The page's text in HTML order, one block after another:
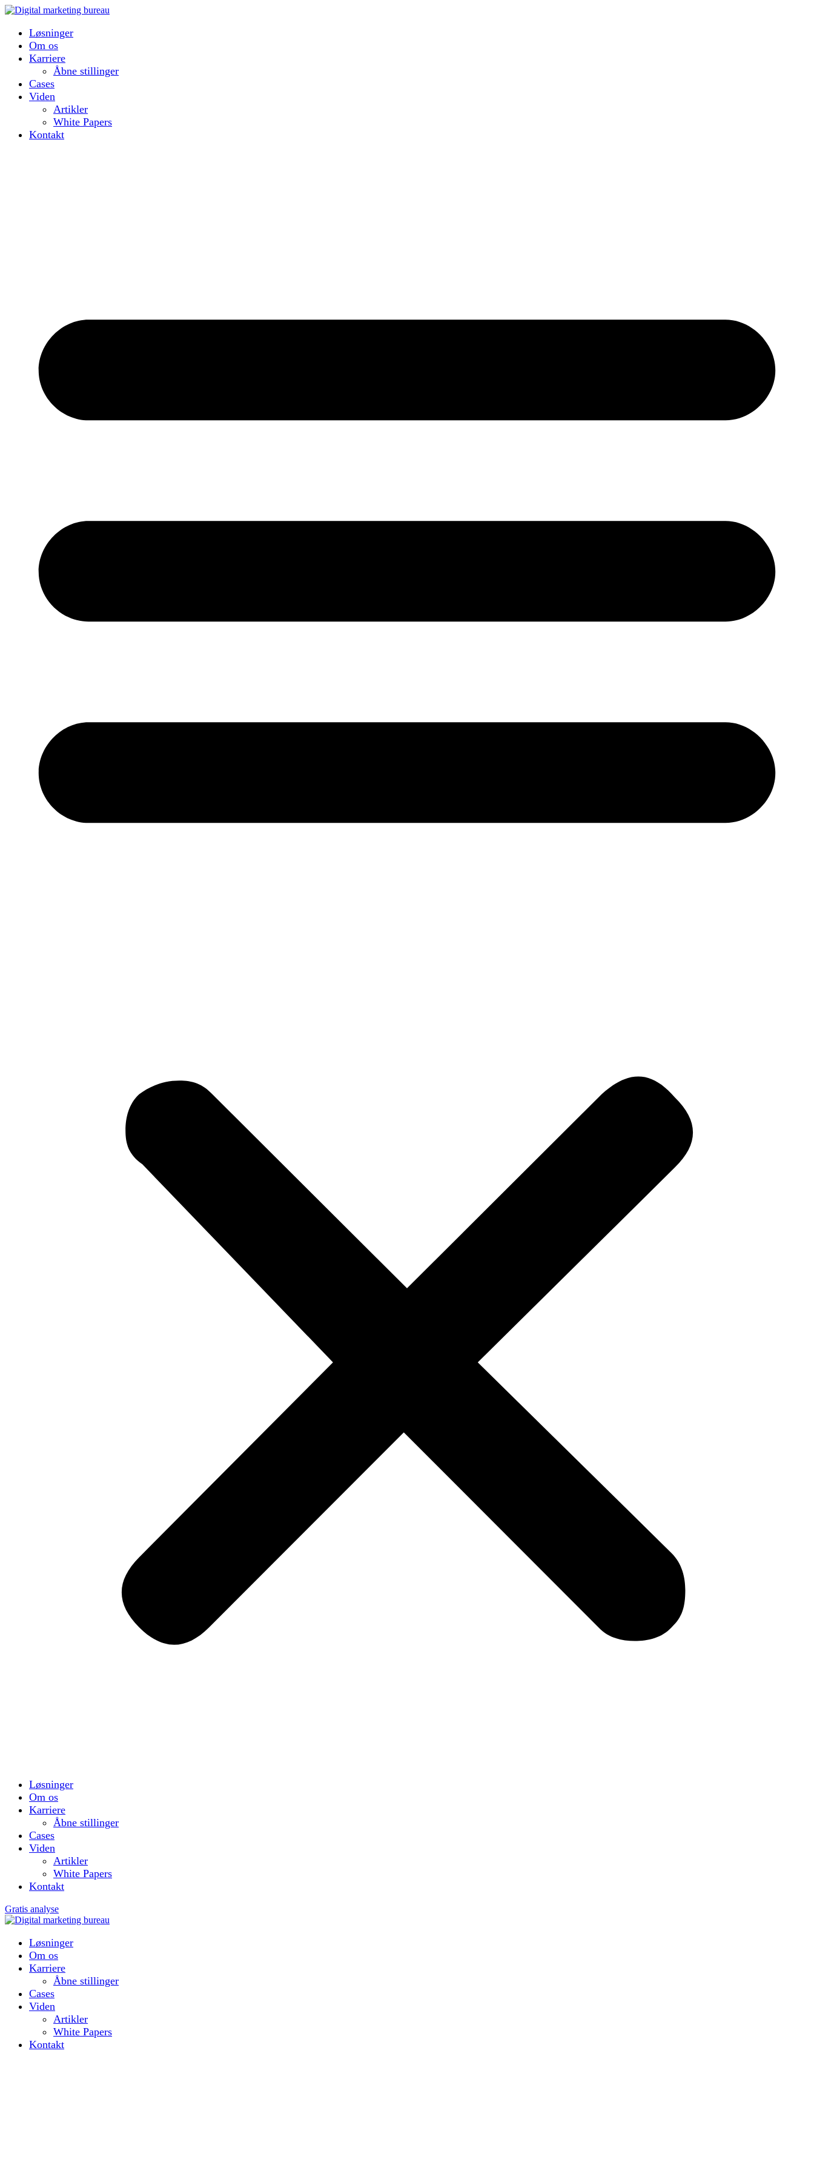
Løsninger
Om os
Karriere
Åbne stillinger
Cases
Viden
Artikler
White Papers
Kontakt
Løsninger
Om os
Karriere
Åbne stillinger
Cases
Viden
Artikler
White Papers
Kontakt
Gratis analyse
Løsninger
Om os
Karriere
Åbne stillinger
Cases
Viden
Artikler
White Papers
Kontakt